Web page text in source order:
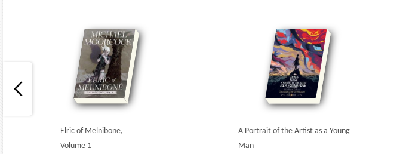
A Portrait of the Artist as a Young
Man
Elric of Melnibone,
Volume 1